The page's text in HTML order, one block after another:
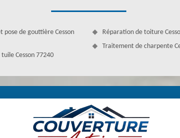
soient pareils. La gouttière fait partie de l’enveloppe, un
les eaux passant par le toit. Rarement installé sur les
pose de gouttière Cesson
Cesson 77240
Réparation de toiture
Traitement de charpente